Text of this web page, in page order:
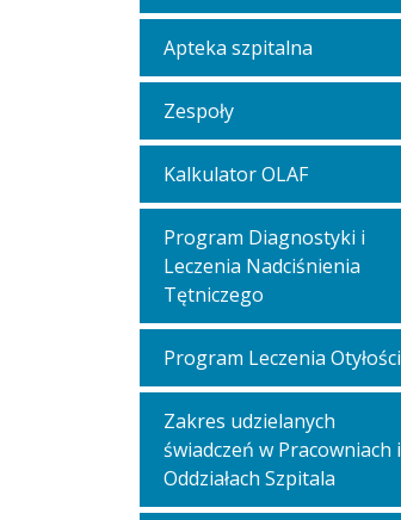
Apteka szpitalna
Zespoły
Kalkulator OLAF
Program Diagnostyki i
Leczenia Nadciśnienia
Tętniczego
Program Leczenia Otyłości
Zakres udzielanych
świadczeń w Pracowniach i
Oddziałach Szpitala